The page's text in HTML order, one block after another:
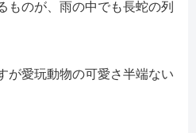
ものが、雨の中でも長蛇の列
が愛玩動物の可愛さ半端ない